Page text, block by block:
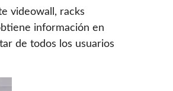
videowall, racks
información en
de todos los usuarios